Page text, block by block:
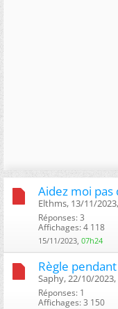
Aidez moi
Elthms, 13/11/
Réponses: 3
Affichages: 4 118
15/11/2023, 07h24
Règle
Saphy, 22/10/2023,
Réponses: 1
Affichages: 3 150